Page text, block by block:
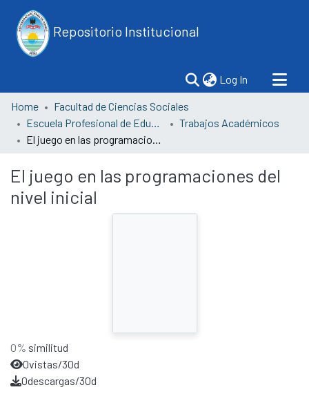
Repositorio Institucional
Log In (current)
Home
Facultad de Ciencias Sociales
Escuela Profesional de Educación
Trabajos Académicos
El juego en las programaciones del nivel inicial
El juego en las programaciones del
nivel inicial
0% similitud
0vistas/30d
0descargas/30d